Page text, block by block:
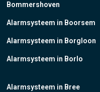
Bommershoven
Alarmsysteem in Boorsem
Alarmsysteem in Borgloon
Alarmsysteem in Borlo
Alarmsysteem in Bree